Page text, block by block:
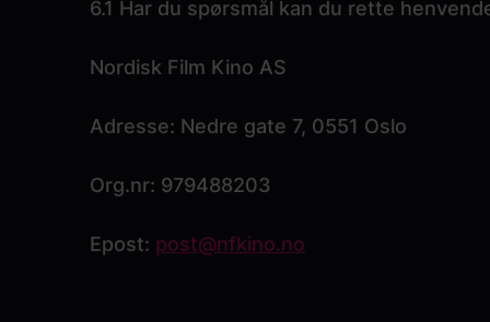
6.1 Har du spørsmål kan du rette
Nordisk Film Kino AS
Adresse: Nedre gate 7, 0551 Oslo
Org.nr: 979488203
Epost: post@nfkino.no